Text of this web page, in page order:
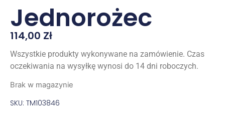
Jednorożec
114,00 Zł
Wszystkie produkty wykonywane na zamówienie. Czas
oczekiwania na wysyłkę wynosi do 14 dni roboczych.
Brak w magazynie
SKU: TM103846